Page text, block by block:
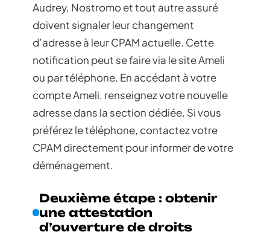
Audrey, Nostromo et tout autre assuré
doivent signaler leur changement
d’adresse à leur CPAM actuelle. Cette
notification peut se faire via le site Ameli
ou par téléphone. En accédant à votre
compte Ameli, renseignez votre nouvelle
adresse dans la section dédiée. Si vous
préférez le téléphone, contactez votre
CPAM directement pour informer de votre
déménagement.
Deuxième étape : obtenir
une attestation
d’ouverture de droits